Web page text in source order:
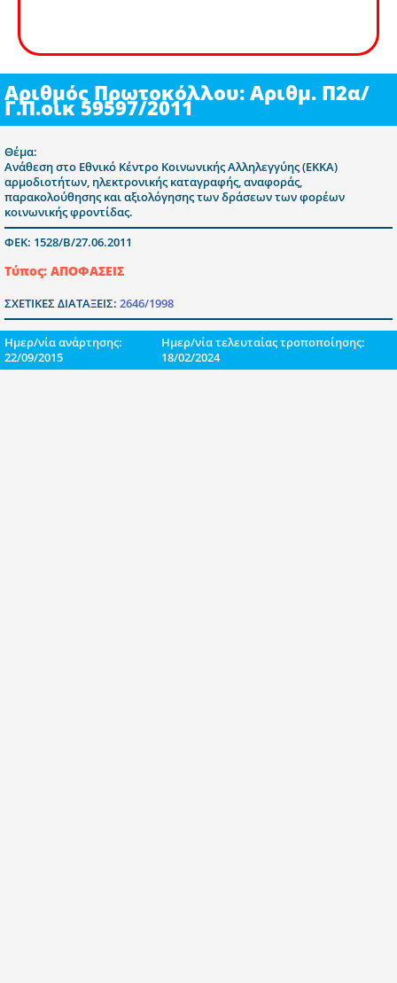
Αριθμός Πρωτοκόλλου: Αριθμ. Π2α/
Γ.Π.οικ 59597/2011
Θέμα:
Ανάθεση στο Εθνικό Κέντρο Κοινωνικής Αλληλεγγύης (ΕΚΚΑ)
αρμοδιοτήτων, ηλεκτρονικής καταγραφής, αναφοράς,
παρακολούθησης και αξιολόγησης των δράσεων των φορέων
κοινωνικής φροντίδας.
ΦΕΚ: 1528/Β/27.06.2011
Τύπος: ΑΠΟΦΑΣΕΙΣ
ΣΧΕΤΙΚΕΣ ΔΙΑΤΑΞΕΙΣ: 2646/1998
Ημερ/νία ανάρτησης:
22/09/2015
Ημερ/νία τελευταίας τροποποίησης:
18/02/2024